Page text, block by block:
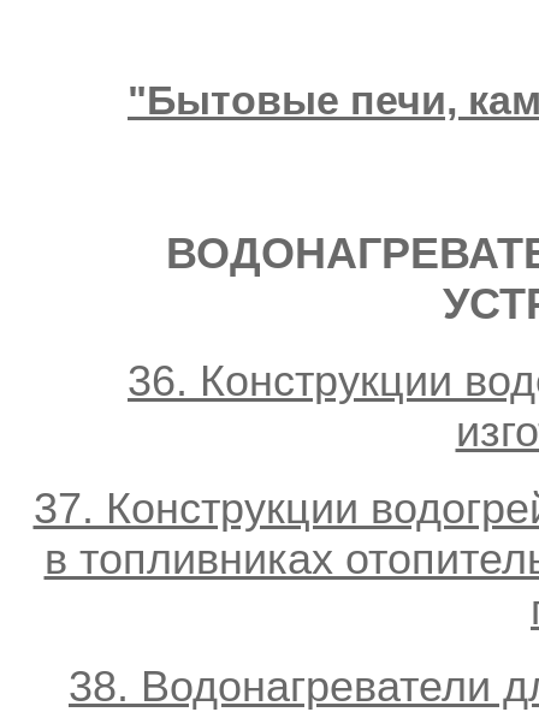
"Бытовые печи,
36. Конструкции
37. Конструкции
в топливниках
38. Водонагреватели